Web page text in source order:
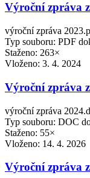
Výroční zpráva
výroční zpráva
Typ souboru: PDF
Staženo: 263×
Vloženo: 3. 4. 2024
Výroční zpráva
výroční zpráva
Typ souboru: DOC
Staženo: 55×
Vloženo: 14. 4. 2026
Výroční zpráva